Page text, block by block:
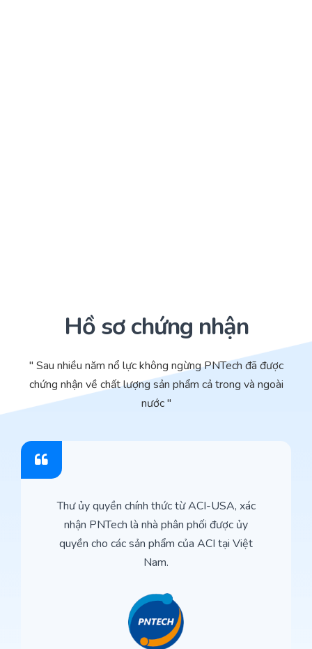
Hồ sơ chứng nhận
" Sau nhiều năm nổ lực không ngừng PNTech đã được
chứng nhận về chất lượng sản phẩm cả trong và ngoài
nước "
Thư ủy quyền chính thức từ ACI-USA, xác
nhận PNTech là nhà phân phối được ủy
quyền cho các sản phẩm của ACI tại Việt
Nam.